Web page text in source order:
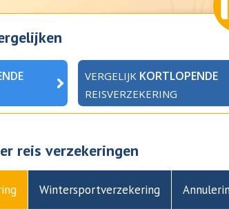
VERGELIJK KORTLOPENDE
REISVERZEKERING
reis verzekeringen
Wintersportverzekering